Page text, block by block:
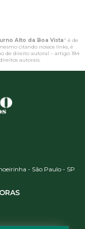
Alto da Boa Vista" é de
citando nossos links, é
de direito autoral – artigo 184
autorais.
- São Paulo - SP